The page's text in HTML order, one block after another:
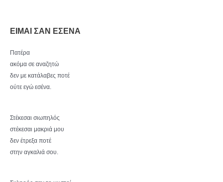
ΕΙΜΑΙ ΣΑΝ ΕΣΕΝΑ
Πατέρα
ακόμα σε αναζητώ
δεν με κατάλαβες ποτέ
ούτε εγώ εσένα.
Στέκεσαι σιωπηλός
στέκεσαι μακριά μου
δεν έτρεξα ποτέ
στην αγκαλιά σου.